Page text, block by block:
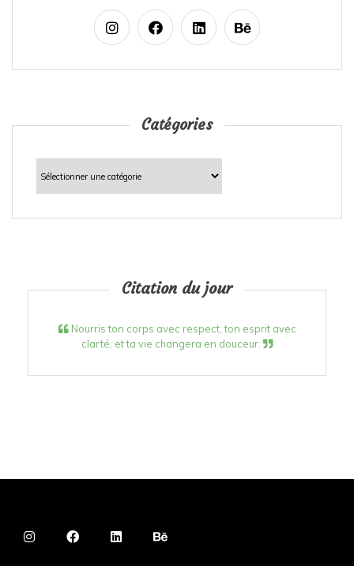
Catégories
Catégories
Citation du jour
Nourris ton corps avec respect, ton esprit avec
clarté, et ta vie changera en douceur.